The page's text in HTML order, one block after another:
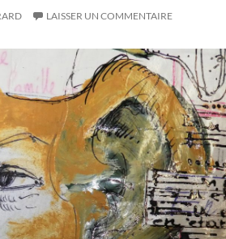
LAISSER UN COMMENTAIRE